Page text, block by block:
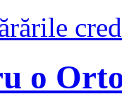
o